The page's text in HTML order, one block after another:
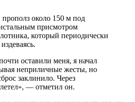
около 150 м под
присмотром
который периодически
оставили меня, я начал
неприличные жесты, но
заклинило. Через
— отметил он.